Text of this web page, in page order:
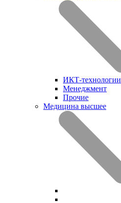
ИКТ-технологии
Менеджмент
Прочие
Медицина высшее